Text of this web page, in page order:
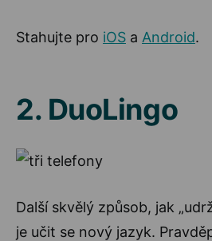
Stahujte pro iOS a Android.
2. DuoLingo
Další skvělý způsob, jak
je učit se nový jazyk.